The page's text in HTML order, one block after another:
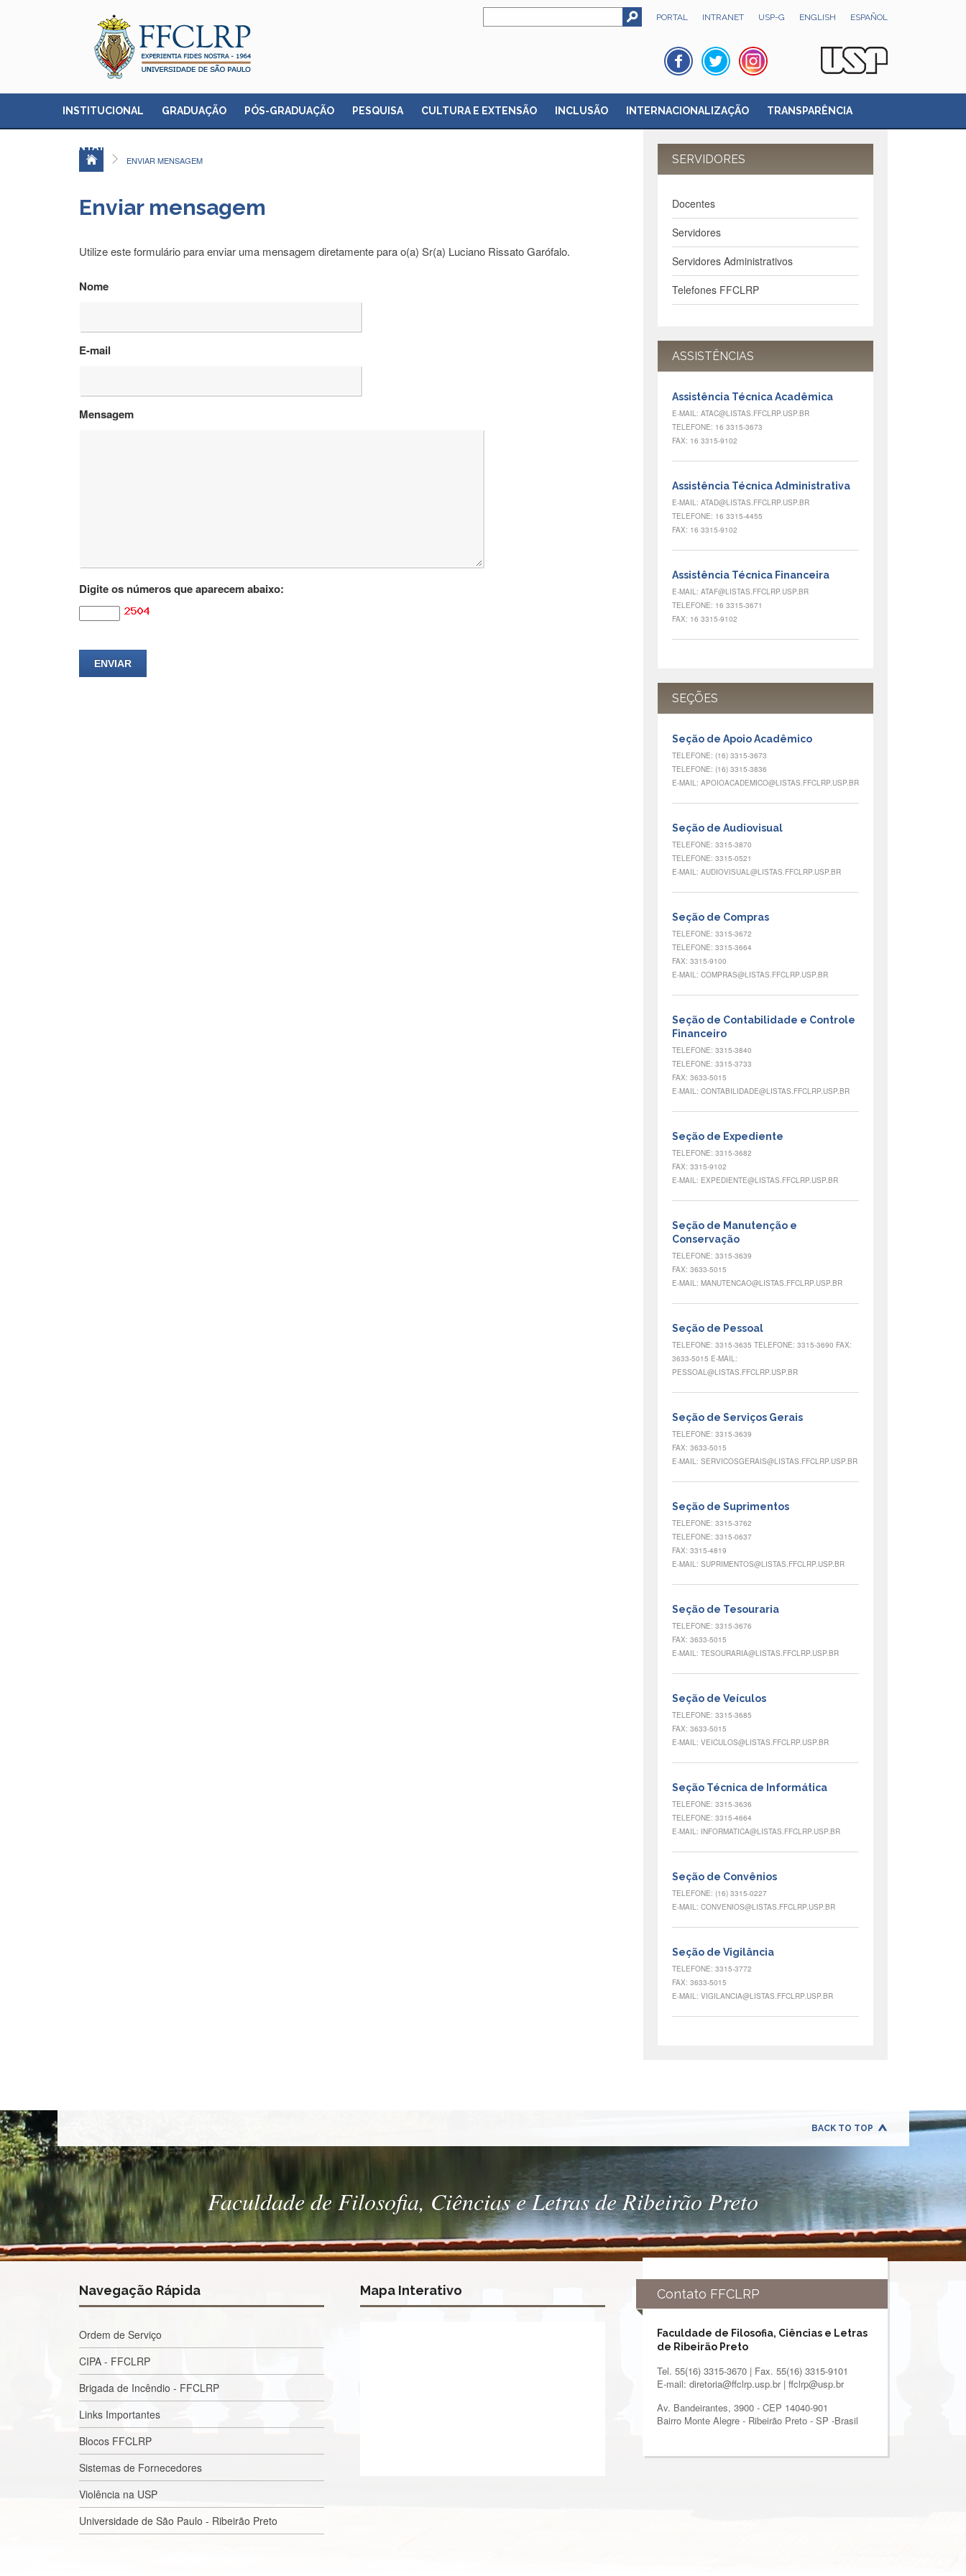
PORTAL INTRANET USP-G ENGLISH ESPAÑOL
INSTITUCIONAL GRADUAÇÃO PÓS-GRADUAÇÃO PESQUISA CULTURA E EXTENSÃO INCLUSÃO INTERNACIONALIZAÇÃO TRANSPARÊNCIA
CONTATO
ENVIAR MENSAGEM
Enviar mensagem
Utilize este formulário para enviar uma mensagem diretamente para o(a) Sr(a) Luciano Rissato Garófalo.
Nome
E-mail
Mensagem
Digite os números que aparecem abaixo:
SERVIDORES
Docentes
Servidores
Servidores Administrativos
Telefones FFCLRP
ASSISTÊNCIAS
Assistência Técnica Acadêmica
E-MAIL: ATAC@LISTAS.FFCLRP.USP.BR
TELEFONE: 16 3315-3673
FAX: 16 3315-9102
Assistência Técnica Administrativa
E-MAIL: ATAD@LISTAS.FFCLRP.USP.BR
TELEFONE: 16 3315-4455
FAX: 16 3315-9102
Assistência Técnica Financeira
E-MAIL: ATAF@LISTAS.FFCLRP.USP.BR
TELEFONE: 16 3315-3671
FAX: 16 3315-9102
SEÇÕES
Seção de Apoio Acadêmico
TELEFONE: (16) 3315-3673
TELEFONE: (16) 3315-3836
E-MAIL: APOIOACADEMICO@LISTAS.FFCLRP.USP.BR
Seção de Audiovisual
TELEFONE: 3315-3870
TELEFONE: 3315-0521
E-MAIL: AUDIOVISUAL@LISTAS.FFCLRP.USP.BR
Seção de Compras
TELEFONE: 3315-3672
TELEFONE: 3315-3664
FAX: 3315-9100
E-MAIL: COMPRAS@LISTAS.FFCLRP.USP.BR
Seção de Contabilidade e Controle
Financeiro
TELEFONE: 3315-3840
TELEFONE: 3315-3733
FAX: 3633-5015
E-MAIL: CONTABILIDADE@LISTAS.FFCLRP.USP.BR
Seção de Expediente
TELEFONE: 3315-3682
FAX: 3315-9102
E-MAIL: EXPEDIENTE@LISTAS.FFCLRP.USP.BR
Seção de Manutenção e
Conservação
TELEFONE: 3315-3639
FAX: 3633-5015
E-MAIL: MANUTENCAO@LISTAS.FFCLRP.USP.BR
Seção de Pessoal
TELEFONE: 3315-3635 TELEFONE: 3315-3690 FAX:
3633-5015 E-MAIL:
PESSOAL@LISTAS.FFCLRP.USP.BR
Seção de Serviços Gerais
TELEFONE: 3315-3639
FAX: 3633-5015
E-MAIL: SERVICOSGERAIS@LISTAS.FFCLRP.USP.BR
Seção de Suprimentos
TELEFONE: 3315-3762
TELEFONE: 3315-0637
FAX: 3315-4819
E-MAIL: SUPRIMENTOS@LISTAS.FFCLRP.USP.BR
Seção de Tesouraria
TELEFONE: 3315-3676
FAX: 3633-5015
E-MAIL: TESOURARIA@LISTAS.FFCLRP.USP.BR
Seção de Veículos
TELEFONE: 3315-3685
FAX: 3633-5015
E-MAIL: VEICULOS@LISTAS.FFCLRP.USP.BR
Seção Técnica de Informática
TELEFONE: 3315-3636
TELEFONE: 3315-4664
E-MAIL: INFORMATICA@LISTAS.FFCLRP.USP.BR
Seção de Convênios
TELEFONE: (16) 3315-0227
E-MAIL: CONVENIOS@LISTAS.FFCLRP.USP.BR
Seção de Vigilância
TELEFONE: 3315-3772
FAX: 3633-5015
E-MAIL: VIGILANCIA@LISTAS.FFCLRP.USP.BR
BACK TO TOP
Faculdade de Filosofia, Ciências e Letras de Ribeirão Preto
Navegação Rápida
Ordem de Serviço
CIPA - FFCLRP
Brigada de Incêndio - FFCLRP
Links Importantes
Blocos FFCLRP
Sistemas de Fornecedores
Violência na USP
Universidade de São Paulo - Ribeirão Preto
Mapa Interativo Contato FFCLRP
Faculdade de Filosofia, Ciências e Letras
de Ribeirão Preto
Tel. 55(16) 3315-3670 | Fax. 55(16) 3315-9101
E-mail: diretoria@ffclrp.usp.br | ffclrp@usp.br
Av. Bandeirantes, 3900 - CEP 14040-901
Bairro Monte Alegre - Ribeirão Preto - SP -Brasil